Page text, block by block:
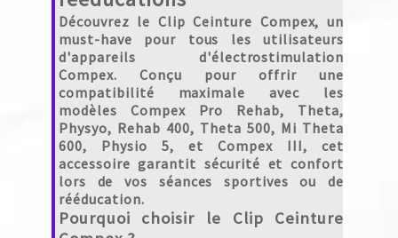
Découvrez le Clip Ceinture Compex, un
must-have pour tous les utilisateurs
d'appareils d'électrostimulation
Compex. Conçu pour offrir une
compatibilité maximale avec les
modèles Compex Pro Rehab, Theta,
Physyo, Rehab 400, Theta 500, Mi Theta
600, Physio 5, et Compex III, cet
accessoire garantit sécurité et confort
lors de vos séances sportives ou de
rééducation.
Pourquoi choisir le Clip Ceinture